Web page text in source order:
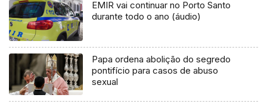
EMIR vai continuar no Porto Santo
durante todo o ano (áudio)
Papa ordena abolição do segredo
pontifício para casos de abuso
sexual